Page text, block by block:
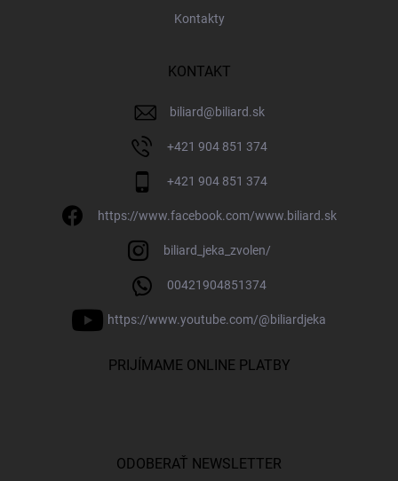
Kontakty
KONTAKT
biliard@biliard.sk
+421 904 851 374
+421 904 851 374
https://www.facebook.com/www.biliard.sk
biliard_jeka_zvolen/
00421904851374
https://www.youtube.com/@biliardjeka
PRIJÍMAME ONLINE PLATBY
ODOBERAŤ NEWSLETTER